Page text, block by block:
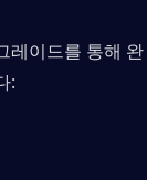
레이드를 통해 완
: